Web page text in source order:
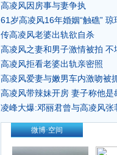
高凌风因房事与妻争执
61岁高凌风16年婚姻“触礁”
传高凌风老婆出轨欲自杀
高凌风之妻和男子激情被拍 不
高凌风拒看老婆出轨亲密照
高凌风爱妻与嫩男车内激吻被
高凌风带辣妹开房 妻子称他是
凌峰大爆:邓丽君曾与高凌风张